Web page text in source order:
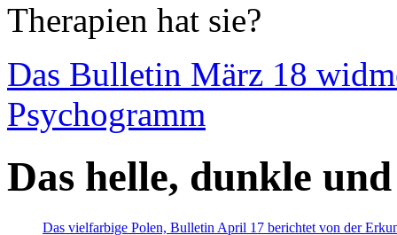
Therapien hat sie?
Das Bulletin März 18
Psychogramm
Das helle, dunkle
Das vielfarbige Polen, Bulletin April 17 berichtet von der